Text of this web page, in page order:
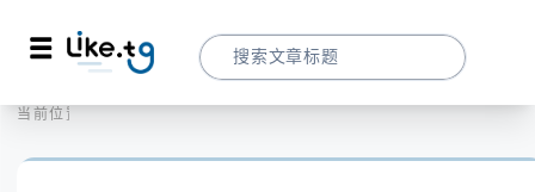
当前位置：